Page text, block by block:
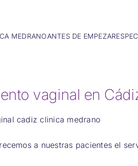
MEDRANOANTES DE EMPEZAR
vaginal en
a nuestras pacientes el